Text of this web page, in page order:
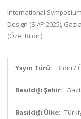
International
Design (SIAP 2025),
(Özet Bildiri)
Yayın Türü: Bildiri /
Basıldığı Şehir:
Basıldığı Ülke: